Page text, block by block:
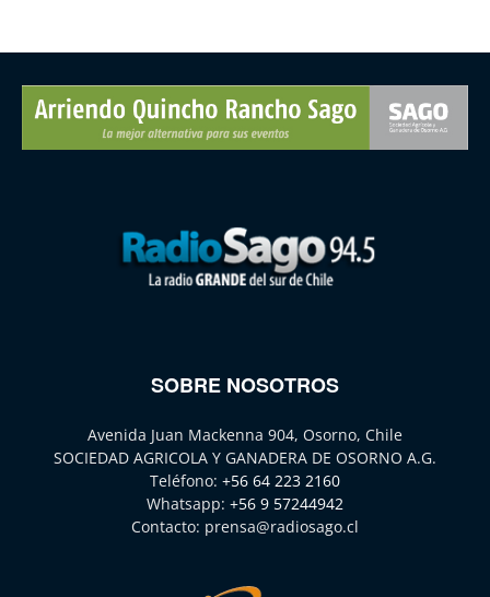
SOBRE NOSOTROS
Avenida Juan Mackenna 904, Osorno, Chile
SOCIEDAD AGRICOLA Y GANADERA DE OSORNO A.G.
Teléfono: +56 64 223 2160
Whatsapp: +56 9 57244942
Contacto: prensa@radiosago.cl